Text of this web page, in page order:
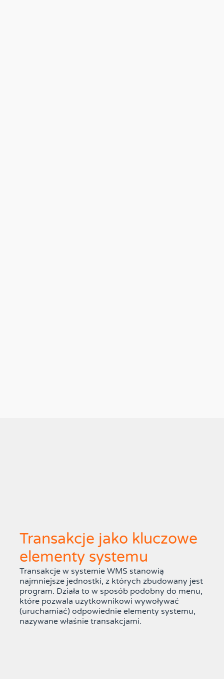
Transakcje jako kluczowe
elementy systemu
Transakcje w systemie WMS stanowią
najmniejsze jednostki, z których zbudowany jest
program. Działa to w sposób podobny do menu,
które pozwala użytkownikowi wywoływać
(uruchamiać) odpowiednie elementy systemu,
nazywane właśnie transakcjami.